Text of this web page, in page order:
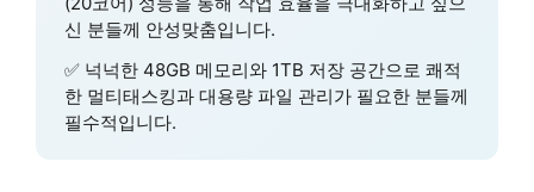
신 분들께 안성맞춤입니다.
✅ 넉넉한 48GB 메모리와 1TB 저장 공간으로 쾌적
한 멀티태스킹과 대용량 파일 관리가 필요한 분들께
필수적입니다.